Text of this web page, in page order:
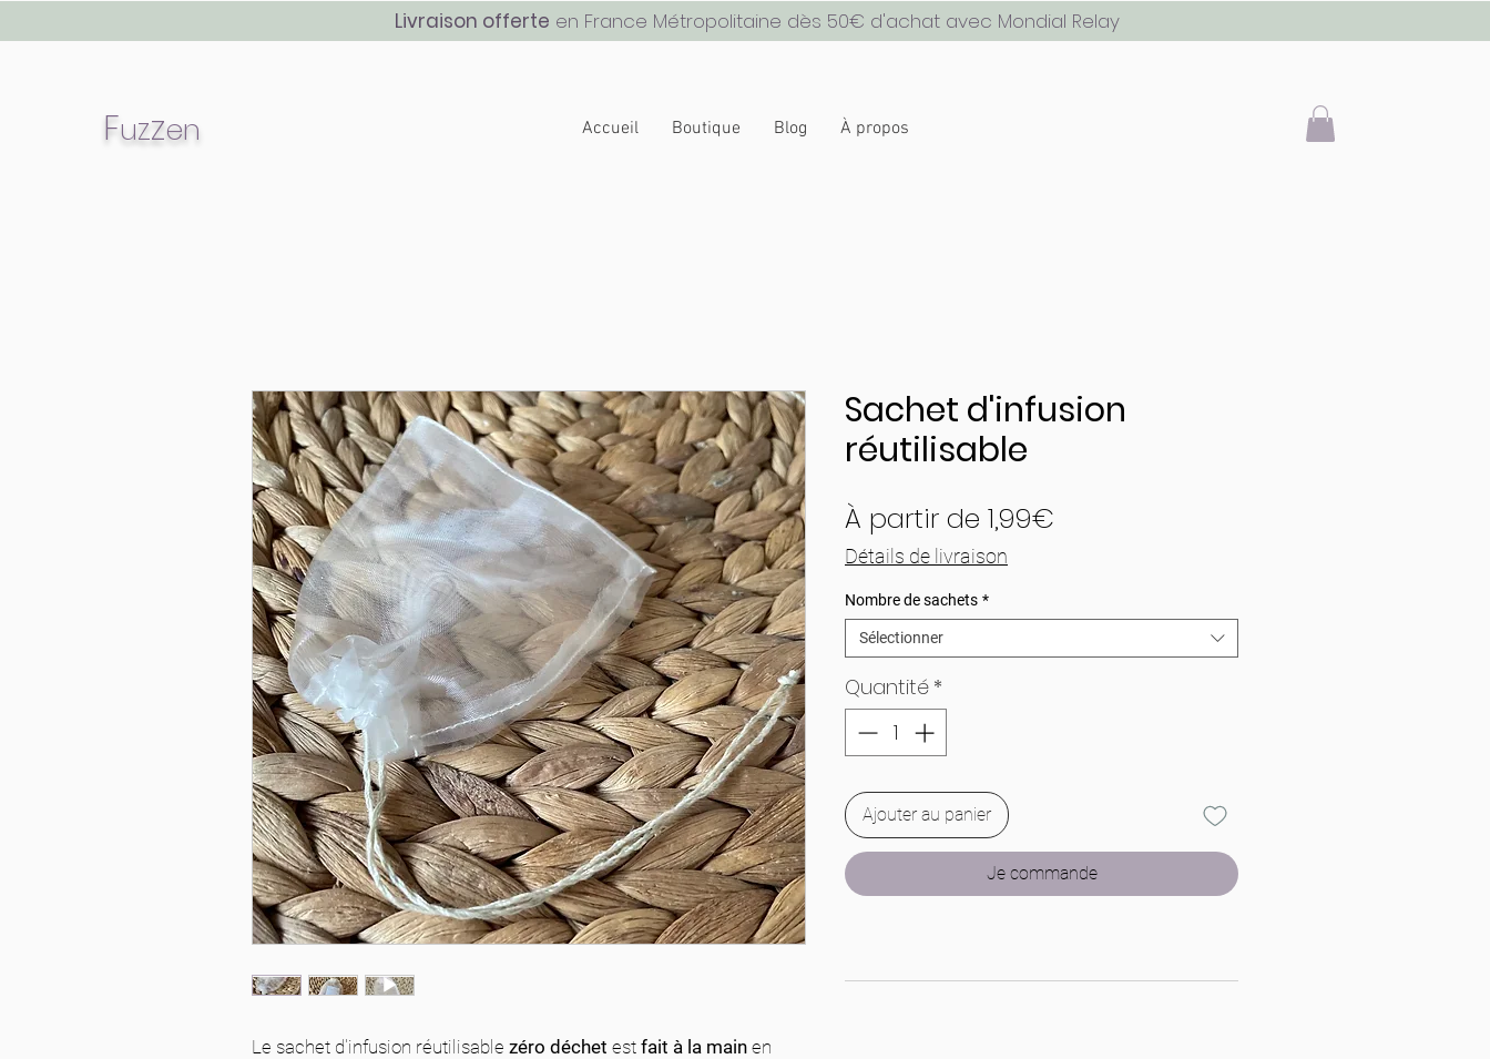
Livraison offerte en France Métropolitaine dès 50€ d'achat avec Mondial Relay
Accueil Boutique Blog À propos
Fuzzen
Le sachet d'infusion réutilisable zéro déchet est fait à la main en
Sachet d'infusion
réutilisable
À partir de 1,99€
Détails de livraison
Nombre de sachets *
Sélectionner
Quantité *
Ajouter au panier
Je commande